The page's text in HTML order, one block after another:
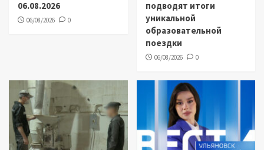
06.08.2026
06/08/2026 0
подводят итоги
уникальной
образовательной
поездки
06/08/2026 0